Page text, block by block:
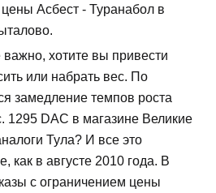
Асбест - Туранабол в
хотите вы привести
или набрать вес. По
замедление темпов роста
1295 DAC в магазине Великие
Тула? И все это
как в августе 2010 года. В
с ограничением цены